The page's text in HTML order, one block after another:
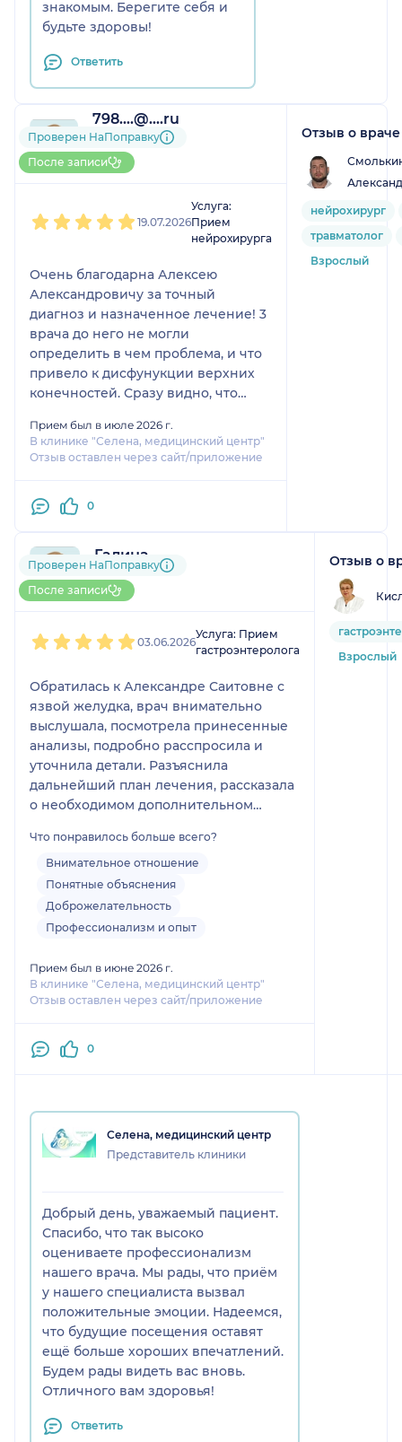
знакомым. Берегите себя и
будьте здоровы!
Ответить
798....@....ru
1 отзыв
До 5 записей через
НаПоправку
Проверен НаПоправку
После записи
19.07.2026
Услуга:
Прием
нейрохирурга
Очень благодарна Алексею
Александровичу за точный
диагноз и назначенное лечение! 3
врача до него не могли
определить в чем проблема, и что
привело к дисфунукции верхних
конечностей. Сразу видно, что
дела - рассматривает все
варианты, не ограничивается
прислушивается к пациенту,
ДИАГНОСТИКУ (что вообще
сегодня редкость)!!!
Прием был в июле 2026 г.
В клинике "Селена, медицинский центр"
Отзыв оставлен через сайт/приложение
0
Отзыв о враче
нейрохирург
травматолог
Взрослый
Галина
1 отзыв
До 5 записей через НаПоправку
Проверен НаПоправку
После записи
03.06.2026
Услуга: Прием
гастроэнтеролога
Обратилась к Александре Саитовне с
язвой желудка, врач внимательно
выслушала, посмотрела принесенные
анализы, подробно расспросила и
уточнила детали. Разъяснила
дальнейший план лечения, рассказала
о необходимом дополнительном
необходимо. Кроме того, ввиду
аллергии на один из антибиотиков
предложила альтернативу плана
лечения. Прием прошел в спокойной
обстановке, врач очень приятная и
Что понравилось больше всего?
Внимательное отношение
Понятные объяснения
Доброжелательность
Профессионализм и опыт
Прием был в июне 2026 г.
В клинике "Селена, медицинский центр"
Отзыв оставлен через сайт/приложение
0
Отзыв о
Взрослый
Селена, медицинский центр
Представитель клиники
Добрый день, уважаемый пациент.
Спасибо, что так высоко
оцениваете профессионализм
нашего врача. Мы рады, что приём
у нашего специалиста вызвал
положительные эмоции. Надеемся,
что будущие посещения оставят
ещё больше хороших впечатлений.
Будем рады видеть вас вновь.
Отличного вам здоровья!
Ответить